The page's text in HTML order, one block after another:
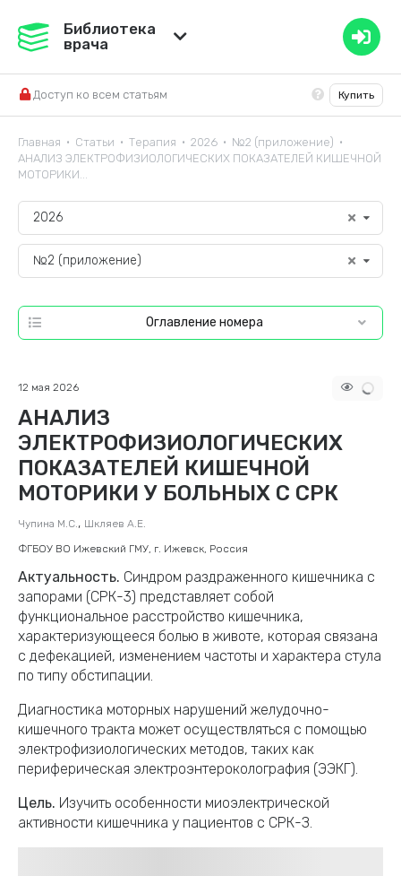
Медвестник
Справочник ЛС
Библиотека
врача
Доступ ко всем статьям Купить
Главная • Статьи • Терапия • 2026 • №2 (приложение) •
АНАЛИЗ ЭЛЕКТРОФИЗИОЛОГИЧЕСКИХ ПОКАЗАТЕЛЕЙ КИШЕЧНОЙ
МОТОРИКИ...
2026
№2 (приложение)
Оглавление номера
АНАЛИЗ
ЭЛЕКТРОФИЗИОЛОГИЧЕСКИХ
ПОКАЗАТЕЛЕЙ КИШЕЧНОЙ
МОТОРИКИ У БОЛЬНЫХ С СРК
12 мая 2026
ФГБОУ ВО Ижевский ГМУ, г. Ижевск, Россия
Актуальность. Синдром раздраженного кишечника с
запорами (СРК-3) представляет собой
функциональное расстройство кишечника,
характеризующееся болью в животе, которая связана
с дефекацией, изменением частоты и характера стула
по типу обстипации.
Диагностика моторных нарушений желудочно-
кишечного тракта может осуществляться с помощью
электрофизиологических методов, таких как
периферическая электроэнтероколография (ЭЭКГ).
Цель. Изучить особенности миоэлектрической
активности кишечника у пациентов с СРК-З.
Чупина М.С., Шкляев А.Е.